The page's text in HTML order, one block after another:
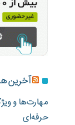
آخرین
مهارت‌ها و
حرفه‌ای